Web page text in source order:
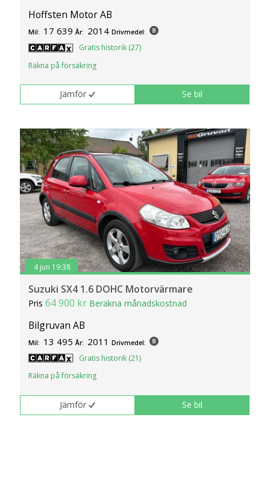
Hoffsten Motor AB
Mil: 17 639 År: 2014 Drivmedel:
Gratis historik (27)
Räkna på försäkring
Jämför Se bil
4 jun 19:38
Suzuki SX4 1.6 DOHC Motorvärmare
Pris64 900 kr Beräkna månadskostnad
Bilgruvan AB
Mil: 13 495 År: 2011 Drivmedel:
Gratis historik (21)
Räkna på försäkring
Jämför Se bil